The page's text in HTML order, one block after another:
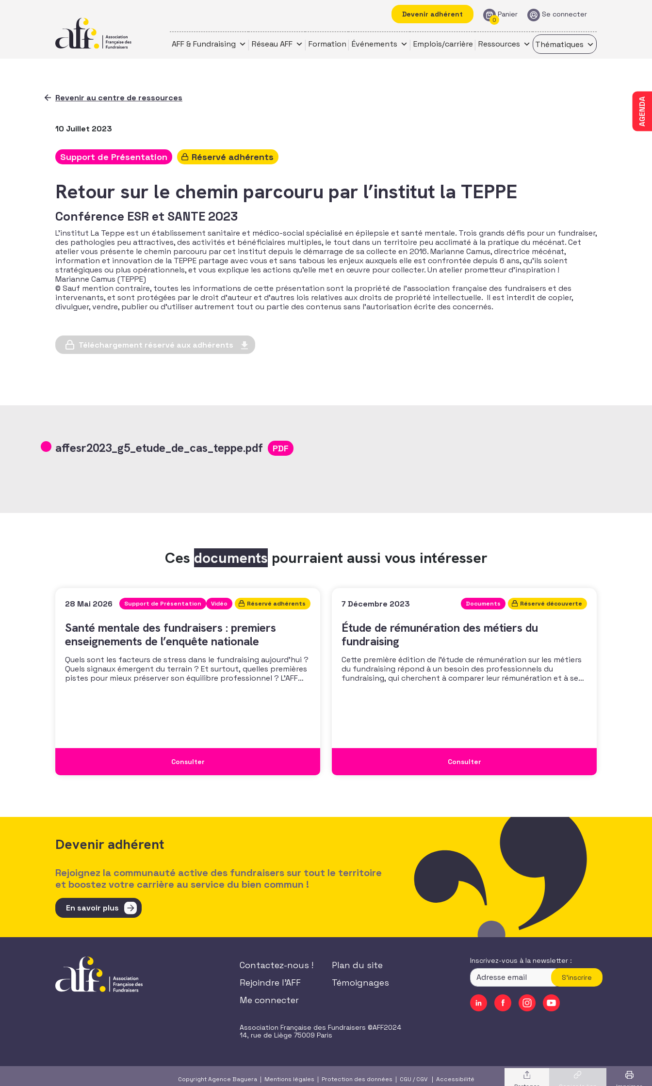
Devenir adhérent Panier
0
Se connecter
AFF & Fundraising Réseau AFF Formation Événements Emplois/carrière Ressources Thématiques
AGENDA
Revenir au centre de ressources
10 Juillet 2023
Support de Présentation Réservé adhérents
Retour sur le chemin parcouru par l’institut la TEPPE
Conférence ESR et SANTE 2023
L’institut La Teppe est un établissement sanitaire et médico-social spécialisé en épilepsie et santé mentale. Trois grands défis pour un fundraiser,
des pathologies peu attractives, des activités et bénéficiaires multiples, le tout dans un territoire peu acclimaté à la pratique du mécénat. Cet
atelier vous présente le chemin parcouru par cet institut depuis le démarrage de sa collecte en 2016. Marianne Camus, directrice mécénat,
information et innovation de la TEPPE partage avec vous et sans tabous les enjeux auxquels elle est confrontée depuis 6 ans, qu’ils soient
stratégiques ou plus opérationnels, et vous explique les actions qu’elle met en œuvre pour collecter. Un atelier prometteur d’inspiration !
Marianne Camus (TEPPE)
© Sauf mention contraire, toutes les informations de cette présentation sont la propriété de l’association française des fundraisers et des
intervenants, et sont protégées par le droit d’auteur et d’autres lois relatives aux droits de propriété intellectuelle. Il est interdit de copier,
divulguer, vendre, publier ou d’utiliser autrement tout ou partie des contenus sans l’autorisation écrite des concernés.
Téléchargement réservé aux adhérents
affesr2023_g5_etude_de_cas_teppe.pdf PDF
Ces documents pourraient aussi vous intéresser
28 Mai 2026 Support de Présentation Vidéo Réservé adhérents
Santé mentale des fundraisers : premiers
enseignements de l’enquête nationale
Quels sont les facteurs de stress dans le fundraising aujourd’hui ?
Quels signaux émergent du terrain ? Et surtout, quelles premières
pistes pour mieux préserver son équilibre professionnel ? L’AFF
Consulter
7 Décembre 2023 Documents Réservé découverte
Étude de rémunération des métiers du
fundraising
Cette première édition de l’étude de rémunération sur les métiers
du fundraising répond à un besoin des professionnels du
fundraising, qui cherchent à comparer leur rémunération et à se
Consulter
Devenir adhérent
Rejoignez la communauté active des fundraisers sur tout le territoire
et boostez votre carrière au service du bien commun !
En savoir plus
Contactez-nous !
Rejoindre l'AFF
Me connecter
Plan du site
Témoignages
Association Française des Fundraisers ©AFF2024
14, rue de Liège 75009 Paris
Inscrivez-vous à la newsletter :
S'inscrire
Copyright Agence Baguera | Mentions légales | Protection des données | CGU /CGV| Accessibilité